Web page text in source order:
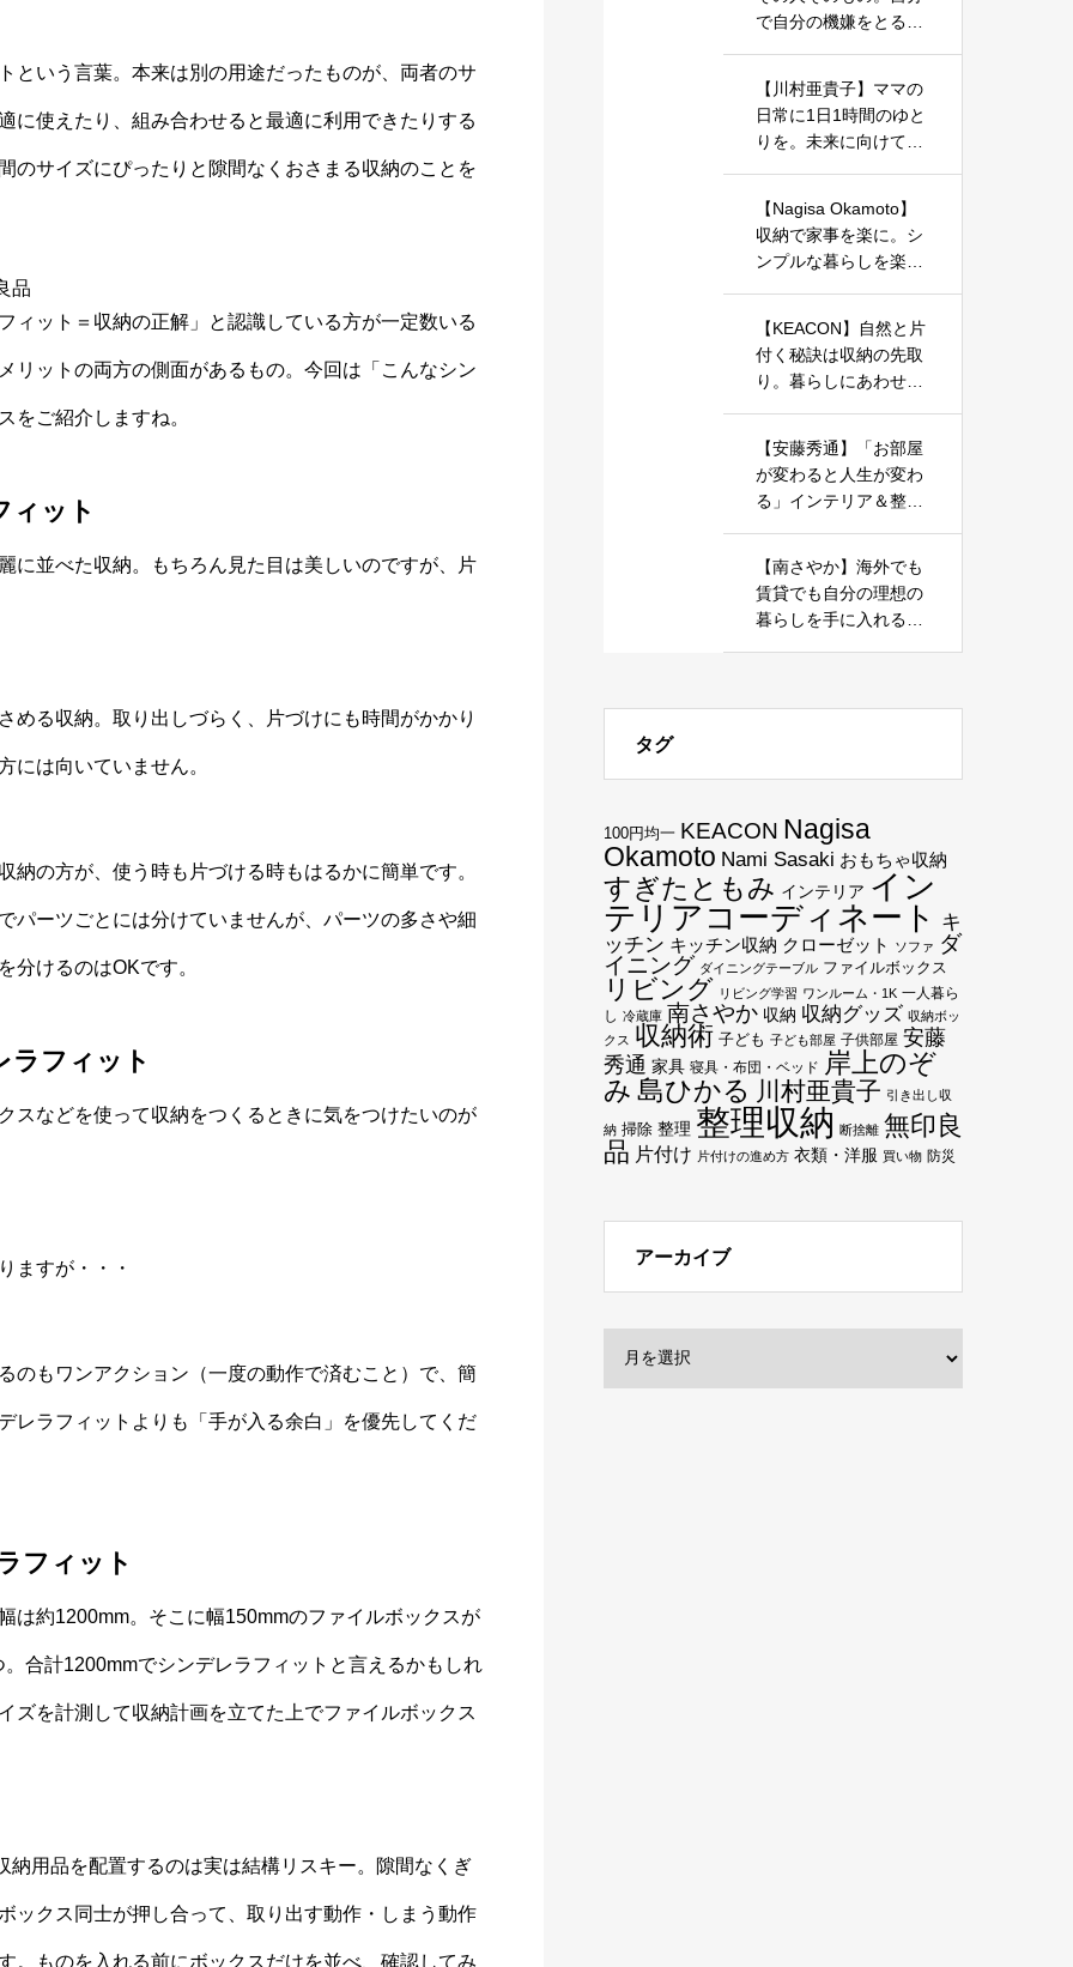
という言葉。本来は別の用途だったものが、両者のサ
に使えたり、組み合わせると最適に利用できたりする
のサイズにぴったりと隙間なくおさまる収納のことを
ィット＝収納の正解」と認識している方が一定数いる
リットの両方の側面があるもの。今回は「こんなシン
をご紹介しますね。
ィット
に並べた収納。もちろん見た目は美しいのですが、片
める収納。取り出しづらく、片づけにも時間がかかり
には向いていません。
の方が、使う時も片づける時もはるかに簡単です。
パーツごとには分けていませんが、パーツの多さや細
分けるのはOKです。
ラフィット
スなどを使って収納をつくるときに気をつけたいのが
ますが・・・
のもワンアクション（一度の動作で済むこと）で、簡
レラフィットよりも「手が入る余白」を優先してくだ
フィット
は約1200mm。そこに幅150mmのファイルボックスが
合計1200mmでシンデレラフィットと言えるかもしれ
ズを計測して収納計画を立てた上でファイルボックス
用品を配置するのは実は結構リスキー。隙間なくぎ
ックス同士が押し合って、取り出す動作・しまう動作
。ものを入れる前にボックスだけを並べ、確認してみ
で自分の機嫌をとるた
しょう。
【川村亜貴子】ママの
日常に1日1時間のゆと
りを。未来に向けての
【Nagisa Okamoto】
収納で家事を楽に。シ
ンプルな暮らしを楽し
【KEACON】自然と片
付く秘訣は収納の先取
り。暮らしにあわせた
【安藤秀通】「お部屋
が変わると人生が変わ
る」インテリア＆整理
【南さやか】海外でも
賃貸でも自分の理想の
暮らしを手に入れる、
タグ
100円均一 KEACON Nagisa
Okamoto Nami Sasaki おもちゃ収納
すぎたともみ インテリア イン
テリアコーディネート キ
ッチン キッチン収納 クローゼット ソファ ダ
イニング ダイニングテーブル ファイルボックス
リビング リビング学習 ワンルーム・1K 一人暮ら
し 冷蔵庫 南さやか 収納 収納グッズ 収納ボッ
クス 収納術 子ども 子ども部屋 子供部屋 安藤
秀通 家具 寝具・布団・ベッド
岸上のぞ
み 島ひかる 川村亜貴子 引き出し収
納 掃除 整理 整理収納 断捨離 無印良
品 片付け 片付けの進め方 衣類・洋服 買い物 防災
アーカイブ